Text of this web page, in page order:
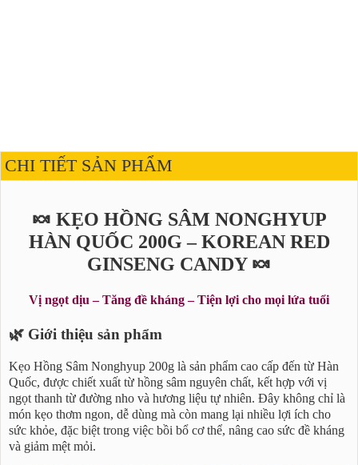
CHI TIẾT SẢN PHẨM
🍬 KẸO HỒNG SÂM NONGHYUP
HÀN QUỐC 200G – KOREAN RED
GINSENG CANDY 🍬
Vị ngọt dịu – Tăng đề kháng – Tiện lợi cho mọi lứa tuổi
🌿 Giới thiệu sản phẩm
Kẹo Hồng Sâm Nonghyup 200g là sản phẩm cao cấp đến từ Hàn
Quốc, được chiết xuất từ hồng sâm nguyên chất, kết hợp với vị
ngọt thanh từ đường nho và hương liệu tự nhiên. Đây không chỉ là
món kẹo thơm ngon, dễ dùng mà còn mang lại nhiều lợi ích cho
sức khỏe, đặc biệt trong việc bồi bổ cơ thể, nâng cao sức đề kháng
và giảm mệt mỏi.